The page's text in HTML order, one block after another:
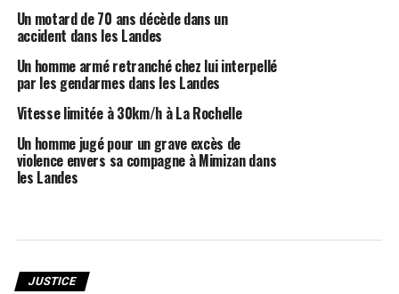
Un motard de 70 ans décède dans un
accident dans les Landes
Un homme armé retranché chez lui interpellé
par les gendarmes dans les Landes
Vitesse limitée à 30km/h à La Rochelle
Un homme jugé pour un grave excès de
violence envers sa compagne à Mimizan dans
les Landes
JUSTICE